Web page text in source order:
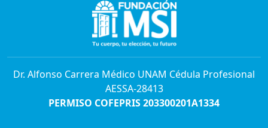
Dr. Alfonso Carrera Médico UNAM Cédula Profesional
AESSA-28413
PERMISO COFEPRIS 203300201A1334